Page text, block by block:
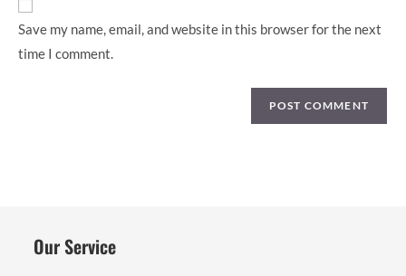
Save my name, email, and website in this browser for the next
time I comment.
Our Service